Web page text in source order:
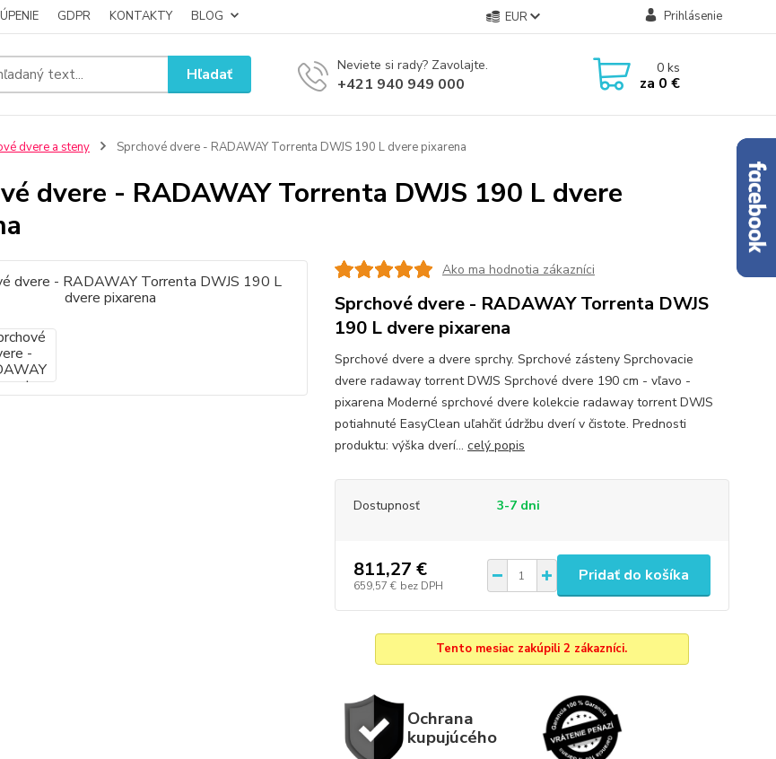
GDPR KONTAKTY BLOG EUR Prihlásenie
Hľadať Neviete si rady? Zavolajte.
+421 940 949 000
0ks
za 0 €
dvere a steny Sprchové dvere - RADAWAY Torrenta DWJS 190 L dvere pixarena
dvere - RADAWAY Torrenta DWJS 190 L dvere
Ako ma hodnotia zákazníci
Sprchové dvere - RADAWAY Torrenta DWJS
190 L dvere pixarena
Sprchové dvere a dvere sprchy. Sprchové zásteny Sprchovacie
dvere radaway torrent DWJS Sprchové dvere 190 cm - vľavo -
pixarena Moderné sprchové dvere kolekcie radaway torrent DWJS
potiahnuté EasyClean uľahčiť údržbu dverí v čistote. Prednosti
produktu: výška dverí... celý popis
Dostupnosť 3-7 dni
811,27 €
659,57 € bez DPH
Pridať do košíka
Tento mesiac zakúpili 2 zákazníci.
Ochrana
kupujúcého